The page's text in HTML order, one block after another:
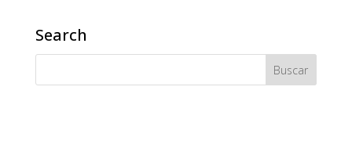
Search